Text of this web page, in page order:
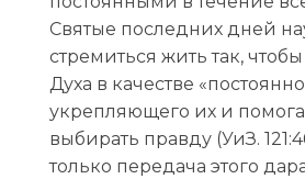
Святые последних дней
стремиться жить так,
Духа в качестве
укрепляющего их и
выбирать правду (УиЗ.
только передача этого